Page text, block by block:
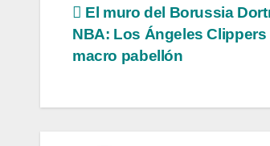
Navegación
de
El muro del Borussia
NBA: Los Ángeles
macro pabellón